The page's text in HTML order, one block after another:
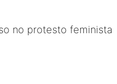
no protesto feminista